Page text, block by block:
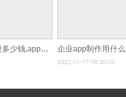
企业app制作一般多少钱,app制作多少钱一个
2022-01-17 08:30:00